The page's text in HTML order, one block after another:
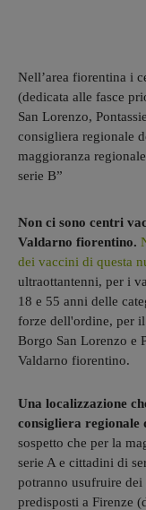
Nell’area fiorentina i
(dedicata alle fasce
San Lorenzo,
consigliera regionale
maggioranza
serie B”
Non ci sono centri
Valdarno fiorentino.
dei vaccini di questa
ultraottantenni, per i
18 e 55 anni delle
forze dell'ordine, per
Borgo San Lorenzo e
Valdarno fiorentino.
Una localizzazione
consigliera regionale
sospetto che per la
serie A e cittadini di
potranno usufruire
predisposti a Firenze